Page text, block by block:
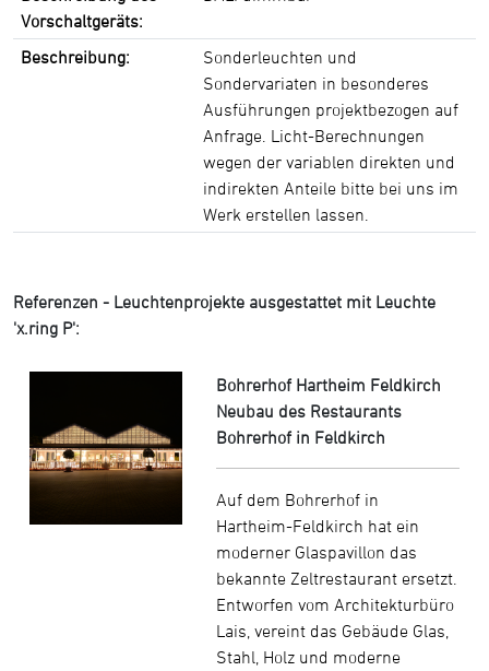
Vorschaltgeräts:
Beschreibung:
Sonderleuchten und
Sondervariaten in besonderes
Ausführungen projektbezogen auf
Anfrage. Licht-Berechnungen
wegen der variablen direkten und
indirekten Anteile bitte bei uns im
Werk erstellen lassen.
Referenzen - Leuchtenprojekte ausgestattet mit Leuchte
'x.ring P':
Bohrerhof Hartheim Feldkirch
Neubau des Restaurants
Bohrerhof in Feldkirch
Auf dem Bohrerhof in
Hartheim-Feldkirch hat ein
moderner Glaspavillon das
bekannte Zeltrestaurant ersetzt.
Entworfen vom Architekturbüro
Lais, vereint das Gebäude Glas,
Stahl, Holz und moderne